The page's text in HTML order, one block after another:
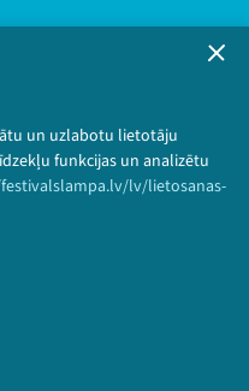
un uzlabotu lietotāju
funkcijas un analizētu
lv/lietosanas-
politika
Visas tiesības